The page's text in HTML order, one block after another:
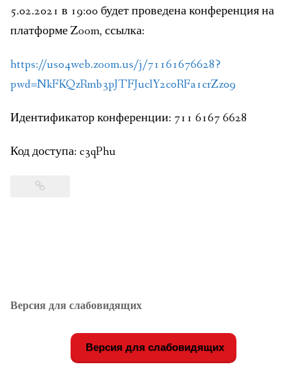
5.02.2021 в 19:00 будет проведена конференция на
платформе Zoom, ссылка:
https://us04web.zoom.us/j/71161676628?
pwd=NkFKQzRmb3pJTFJuclY2c0RFa1crZz09
Идентификатор конференции: 711 6167 6628
Код доступа: c3qPhu
Версия для слабовидящих
Версия для слабовидящих